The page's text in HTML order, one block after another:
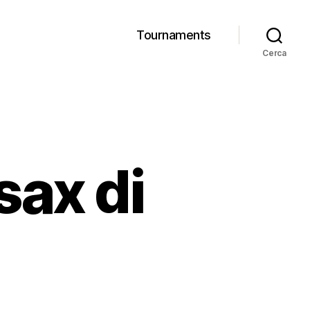
Tournaments
Cerca
di